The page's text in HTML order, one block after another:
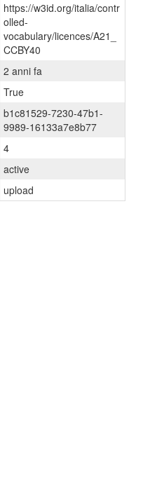
https://w3id.org/italia/contr
olled-
vocabulary/licences/A21_
CCBY40
2 anni fa
True
b1c81529-7230-47b1-
9989-16133a7e8b77
4
active
upload